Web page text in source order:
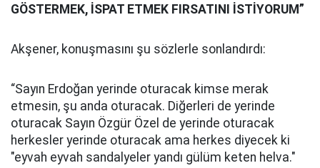
GÖSTERMEK, İSPAT ETMEK FIRSATINI İSTİYORUM”
Akşener, konuşmasını şu sözlerle sonlandırdı:
“Sayın Erdoğan yerinde oturacak kimse merak
etmesin, şu anda oturacak. Diğerleri de yerinde
oturacak Sayın Özgür Özel de yerinde oturacak
herkesler yerinde oturacak ama herkes diyecek ki
"eyvah eyvah sandalyeler yandı gülüm keten helva."